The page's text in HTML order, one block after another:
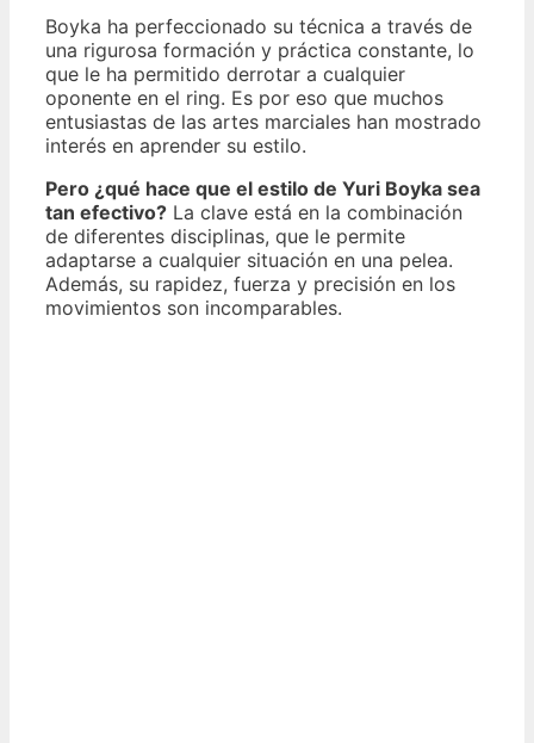
Boyka ha perfeccionado su técnica a través de
una rigurosa formación y práctica constante, lo
que le ha permitido derrotar a cualquier
oponente en el ring. Es por eso que muchos
entusiastas de las artes marciales han mostrado
interés en aprender su estilo.
Pero ¿qué hace que el estilo de Yuri Boyka sea
tan efectivo? La clave está en la combinación
de diferentes disciplinas, que le permite
adaptarse a cualquier situación en una pelea.
Además, su rapidez, fuerza y precisión en los
movimientos son incomparables.